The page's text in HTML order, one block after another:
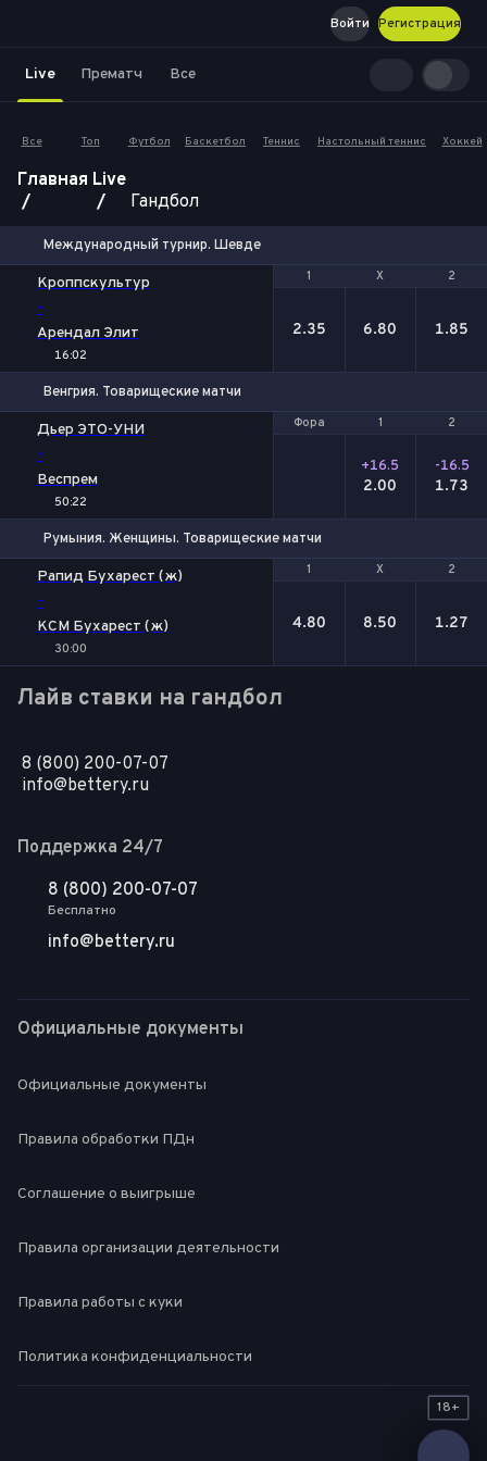
Регистрация
Войти
Live Прематч Все
Все Топ Футбол Баскетбол Теннис Настольный теннис Хоккей
Главная Live
Гандбол
Международный турнир. Шевде
1 Х 2
Кроппскультур
-
Арендал Элит
16:02
1 Х 2
2.35 6.80 1.85
Венгрия. Товарищеские матчи
Фора 1 2
Дьер ЭТО-УНИ
-
Веспрем
50:22
Фора 1 2
+16.5
2.00
-16.5
1.73
Румыния. Женщины. Товарищеские матчи
1 Х 2
Рапид Бухарест (ж)
-
КСМ Бухарест (ж)
30:00
1 Х 2
4.80 8.50 1.27
Лайв ставки на гандбол
8 (800) 200-07-07
info@bettery.ru
Поддержка 24/7
8 (800) 200-07-07
Бесплатно
info@bettery.ru
Официальные документы
Официальные документы
Правила обработки ПДн
Соглашение о выигрыше
Правила организации деятельности
Правила работы с куки
Политика конфиденциальности
18+